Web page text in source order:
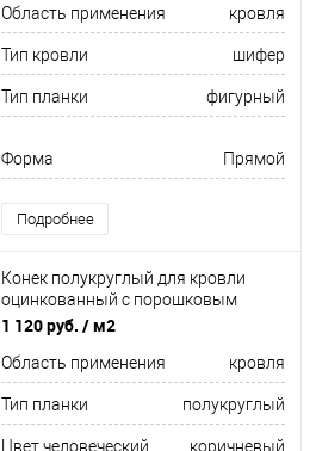
Область применения кровля
Тип кровли шифер
Тип планки фигурный
Форма Прямой
Подробнее
Конек полукруглый для кровли
оцинкованный с порошковым
покрытием 0,45x301мм RAL 8004
1 120 руб. / м2
Область применения кровля
Тип планки полукруглый
Цвет человеческий коричневый